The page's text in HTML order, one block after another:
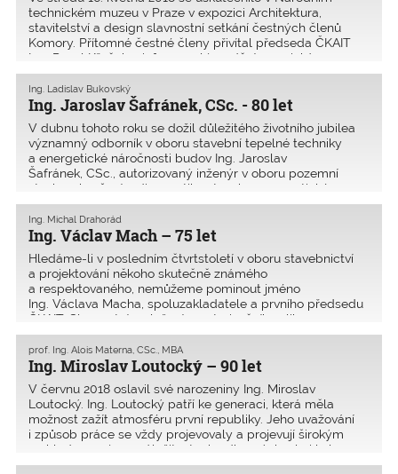
technickém muzeu v Praze v expozici Architektura,
stavitelství a design slavnostní setkání čestných členů
Komory. Přítomné čestné členy přivítal předseda ČKAIT
Ing. Pavel Křeček a informoval je o dění a novinká
Ing. Jaroslav Šafránek, CSc. - 80 let
Ing. Ladislav Bukovský
V dubnu tohoto roku se dožil důležitého životního jubilea
významný odborník v oboru stavební tepelné techniky
a energetické náročnosti budov Ing. Jaroslav
Šafránek, CSc., autorizovaný inženýr v oboru pozemní
stavby, zkoušení a diagnostika staveb a energetické
auditorst
Ing. Václav Mach – 75 let
Ing. Michal Drahorád
Hledáme-li v posledním čtvrtstoletí v oboru stavebnictví
a projektování někoho skutečně známého
a respektovaného, nemůžeme pominout jméno
Ing. Václava Macha, spoluzakladatele a prvního předsedu
ČKAIT. Slavnostním složením autorizačního slibu 25.
listopadu 1992 se Vác
Ing. Miroslav Loutocký – 90 let
prof. Ing. Alois Materna, CSc., MBA
V červnu 2018 oslavil své narozeniny Ing. Miroslav
Loutocký. Ing. Loutocký patří ke generaci, která měla
možnost zažít atmosféru první republiky. Jeho uvažování
i způsob práce se vždy projevovaly a projevují širokým
rozhledem nejen v záležitostech odborných, ale i kul